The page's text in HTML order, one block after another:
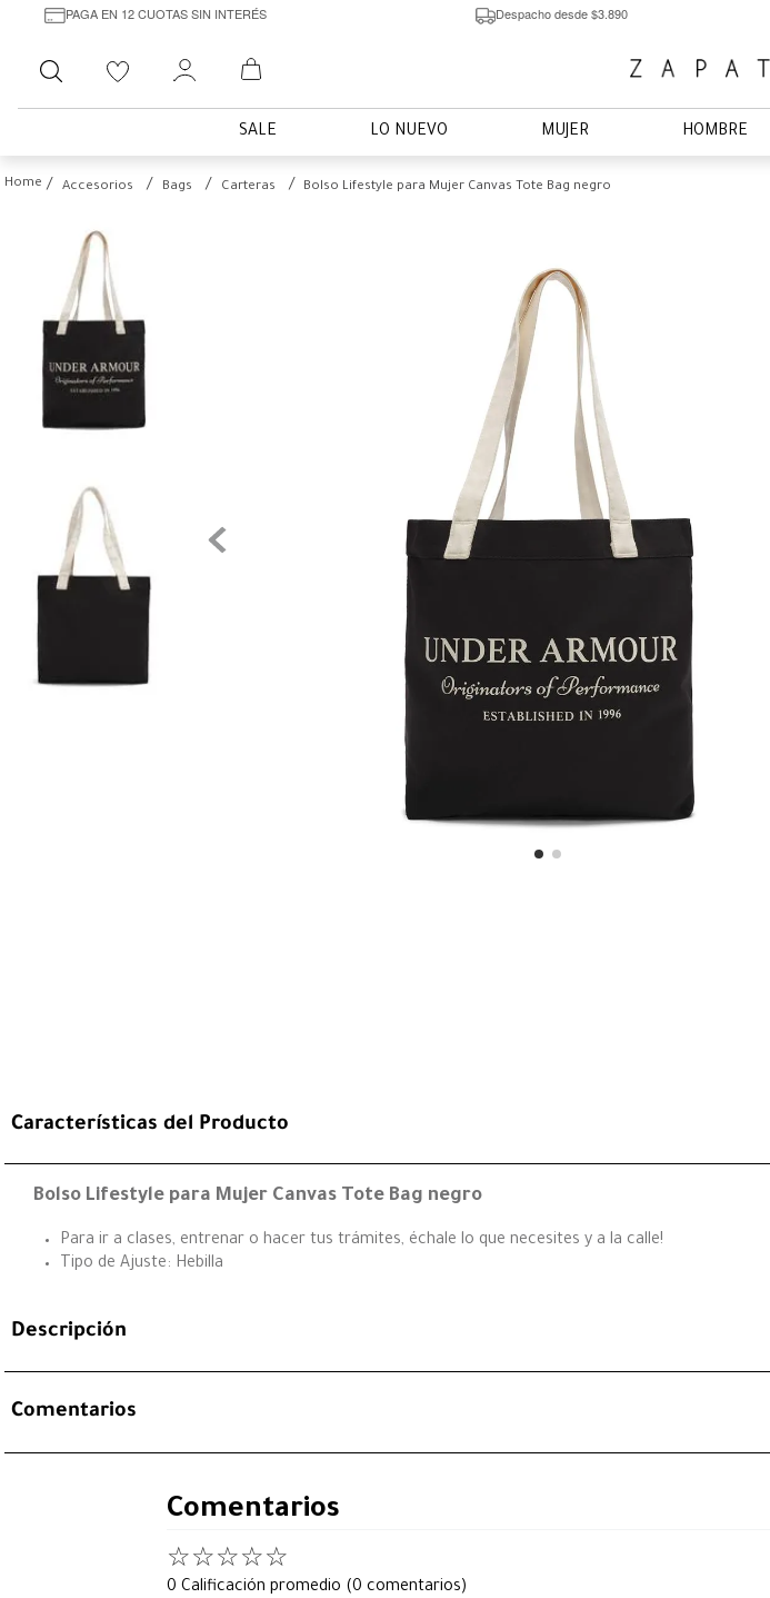
PAGA EN 12 CUOTAS SIN INTERÉS Despacho desde $3.890
Buscar
SALE LO NUEVO MUJER HOMBRE
Accesorios Bags Carteras Bolso Lifestyle para Mujer Canvas Tote Bag negro
Características del Producto
Bolso Lifestyle para Mujer Canvas Tote Bag negro
Para ir a clases, entrenar o hacer tus trámites, échale lo que necesites y a la calle!
Tipo de Ajuste: Hebilla
Descripción
Comentarios
Comentarios
☆☆☆☆☆
0 Calificación promedio (0 comentarios)